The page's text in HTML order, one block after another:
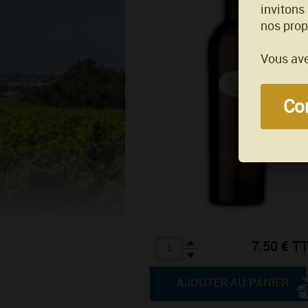
7.50 €
AJOUTER AU PANIER
invitons
nos
Vous